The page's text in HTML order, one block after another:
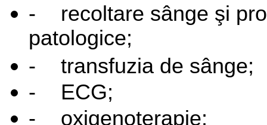
-
recoltare sânge şi
patologice;
-
transfuzia de sânge;
-
ECG;
-
oxigenoterapie;